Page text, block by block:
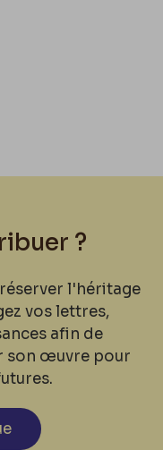
?
l'héritage
vos lettres,
afin de
son œuvre pour